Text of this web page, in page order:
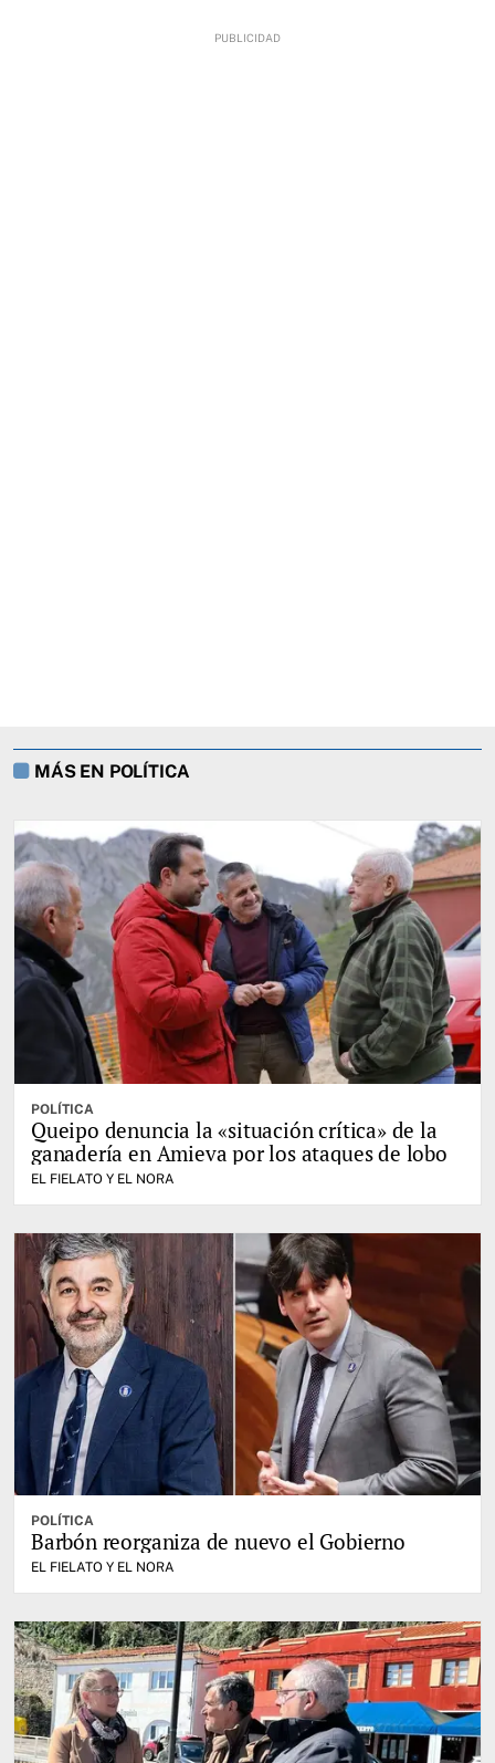
MÁS EN POLÍTICA
POLÍTICA
Queipo denuncia la «situación crítica» de la
ganadería en Amieva por los ataques de lobo
EL FIELATO Y EL NORA
POLÍTICA
Barbón reorganiza de nuevo el Gobierno
EL FIELATO Y EL NORA